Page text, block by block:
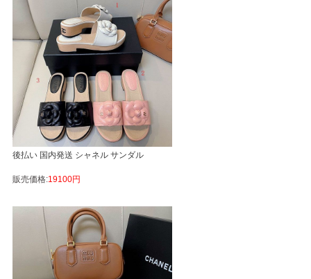
後払い 国内発送 シャネル サンダル
販売価格:19100円